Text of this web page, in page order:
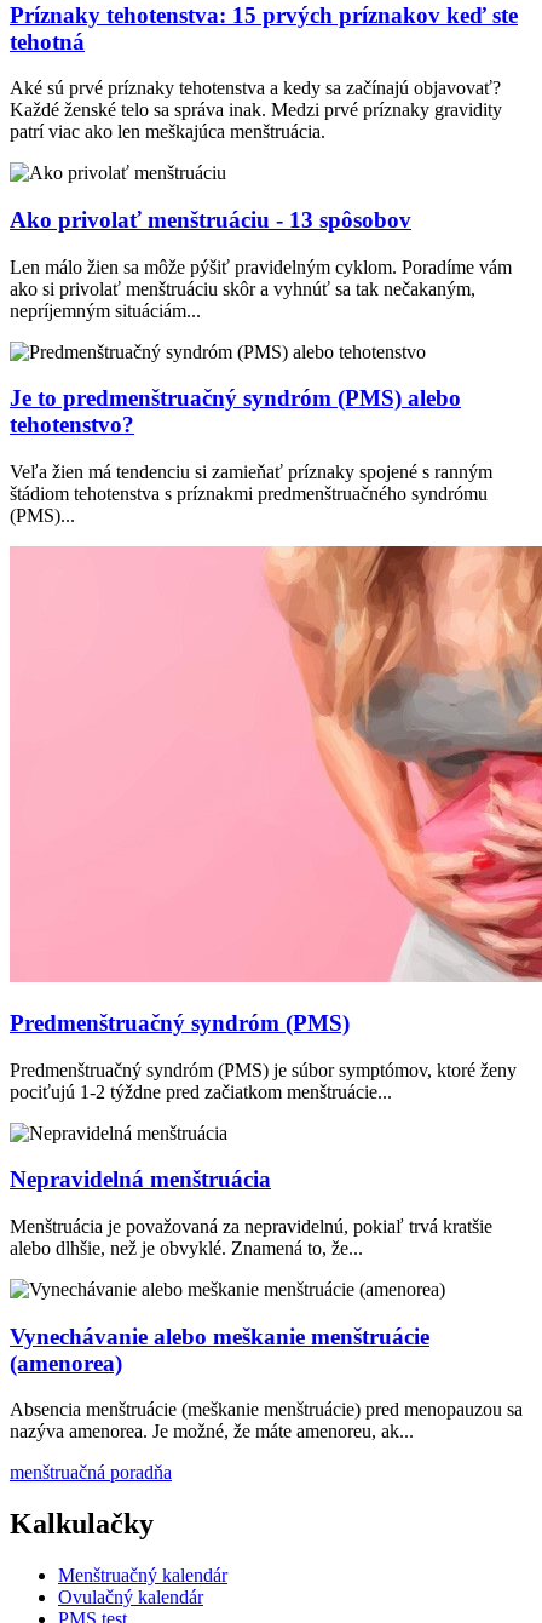
Príznaky tehotenstva: 15 prvých príznakov keď ste
tehotná
Aké sú prvé príznaky tehotenstva a kedy sa začínajú objavovať?
Každé ženské telo sa správa inak. Medzi prvé príznaky gravidity
patrí viac ako len meškajúca menštruácia.
Ako privolať menštruáciu - 13 spôsobov
Len málo žien sa môže pýšiť pravidelným cyklom. Poradíme vám
ako si privolať menštruáciu skôr a vyhnúť sa tak nečakaným,
nepríjemným situáciám...
Je to predmenštruačný syndróm (PMS) alebo
tehotenstvo?
Veľa žien má tendenciu si zamieňať príznaky spojené s ranným
štádiom tehotenstva s príznakmi predmenštruačného syndrómu
(PMS)...
Predmenštruačný syndróm (PMS)
Predmenštruačný syndróm (PMS) je súbor symptómov, ktoré ženy
pociťujú 1-2 týždne pred začiatkom menštruácie...
Nepravidelná menštruácia
Menštruácia je považovaná za nepravidelnú, pokiaľ trvá kratšie
alebo dlhšie, než je obvyklé. Znamená to, že...
Vynechávanie alebo meškanie menštruácie
(amenorea)
Absencia menštruácie (meškanie menštruácie) pred menopauzou sa
nazýva amenorea. Je možné, že máte amenoreu, ak...
menštruačná poradňa
Kalkulačky
Menštruačný kalendár
Ovulačný kalendár